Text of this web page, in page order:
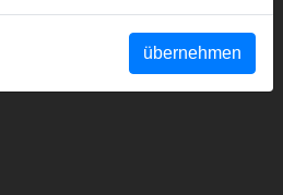
Zur Förderung des
übernehmen